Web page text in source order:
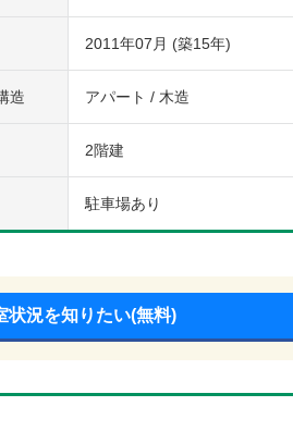
2011年07月 (築15年)
造 アパート / 木造
2階建
駐車場あり
状況を知りたい(無料)